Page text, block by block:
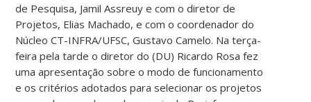
de Pesquisa, Jamil Assreuy e com o diretor de
Projetos, Elias Machado, e com o coordenador do
Núcleo CT-INFRA/UFSC, Gustavo Camelo. Na terça-
feira pela tarde o diretor do (DU) Ricardo Rosa fez
uma apresentação sobre o modo de funcionamento
e os critérios adotados para selecionar os projetos